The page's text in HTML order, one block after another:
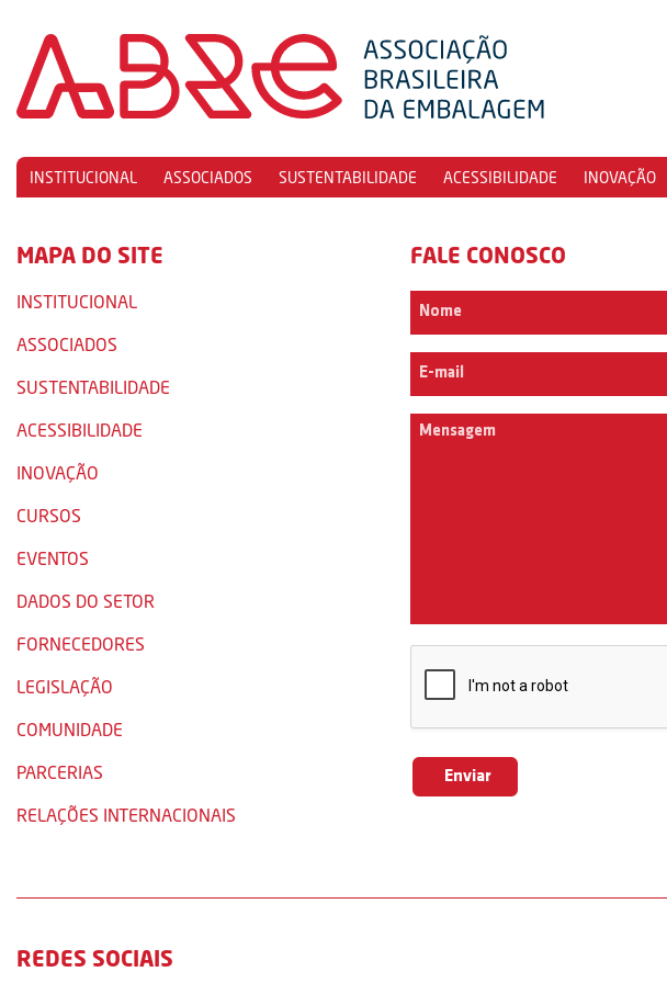
INSTITUCIONAL ASSOCIADOS SUSTENTABILIDADE ACESSIBILIDADE INOVAÇÃO
MAPA DO SITE
INSTITUCIONAL
ASSOCIADOS
SUSTENTABILIDADE
ACESSIBILIDADE
INOVAÇÃO
CURSOS
EVENTOS
DADOS DO SETOR
FORNECEDORES
LEGISLAÇÃO
COMUNIDADE
PARCERIAS
RELAÇÕES INTERNACIONAIS
FALE CONOSCO
REDES SOCIAIS